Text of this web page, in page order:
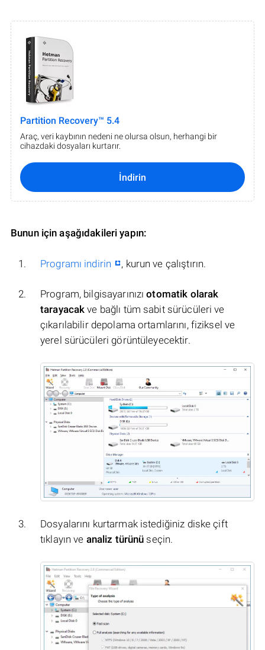
Partition Recovery™ 5.4
Araç, veri kaybının nedeni ne olursa olsun, herhangi bir
cihazdaki dosyaları kurtarır.
İndirin
Bunun için aşağıdakileri yapın:
Programı indirin , kurun ve çalıştırın.
Program, bilgisayarınızıotomatik olarak
tarayacak ve bağlı tüm sabit sürücüleri ve
çıkarılabilir depolama ortamlarını, fiziksel ve
yerel sürücüleri görüntüleyecektir.
Dosyalarını kurtarmak istediğiniz diske çift
tıklayın ve analiz türünü seçin.